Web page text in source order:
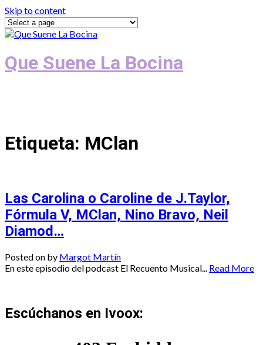
Skip to content
Que Suene La Bocina
Etiqueta: MClan
Las Carolina o Caroline de J.Taylor,
Fórmula V, MClan, Nino Bravo, Neil
Diamod…
Posted on by Margot Martín
En este episodio del podcast El Recuento Musical...
Read More
Escúchanos en Ivoox: